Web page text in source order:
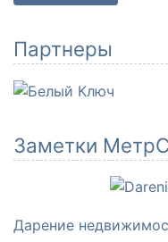
Партнеры
Заметки
Дарение